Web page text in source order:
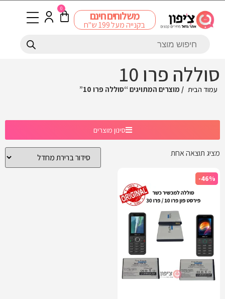
משלוחים חינם
בקנייה מעל 199 ש"ח
0
סוללה פרו 10
עמוד הבית / מוצרים המתויגים “סוללה פרו 10”
סינון מוצרים
מציג תוצאה אחת
-46%